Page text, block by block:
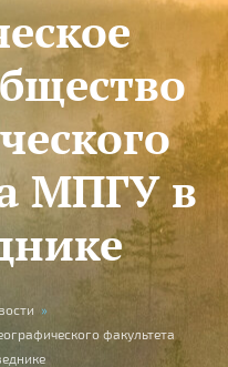
МПГУ в
»
факультета